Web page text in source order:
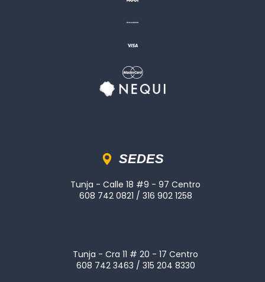
SEDES
Tunja - Calle 18 #9 - 97 Centro
608 742 0821 / 316 902 1258
Tunja - Cra 11 # 20 - 17 Centro
608 742 3463 / 315 204 8330